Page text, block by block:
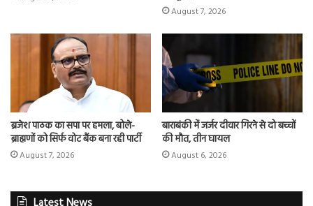
August 7, 2026
ब्रजेश पाठक का सपा पर हमला, बोले-
ब्राह्मणों को सिर्फ वोट बैंक बना रही पार्टी
August 7, 2026
बाराबंकी में जर्जर दीवार गिरने से दो बच्चों
की मौत, तीन घायल
August 6, 2026